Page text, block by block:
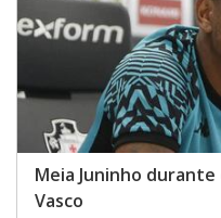
Meia Juninho
Vasco